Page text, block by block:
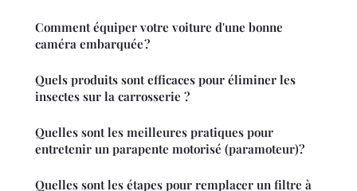
Comment équiper votre voiture d'une bonne
caméra embarquée ?
Quels produits sont efficaces pour éliminer les
insectes sur la carrosserie ?
Quelles sont les meilleures pratiques pour
entretenir un parapente motorisé (paramoteur)?
Quelles sont les étapes pour remplacer un filtre à